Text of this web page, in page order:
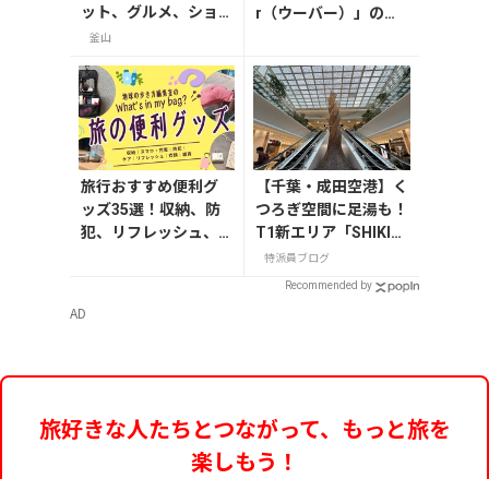
ット、グルメ、ショ
ッピングを満喫
釜山
r（ウーバー）」の登
旅行おすすめ便利グ
ッズ35選！収納、防
犯、リフレッシュ、
【千葉・成田空港】く
つろぎ空間に足湯も！
T1新エリア「SHIKIS
AI GARDEN」
特派員ブログ
Recommended by
AD
旅好きな人たちとつながって、もっと旅を
楽しもう！